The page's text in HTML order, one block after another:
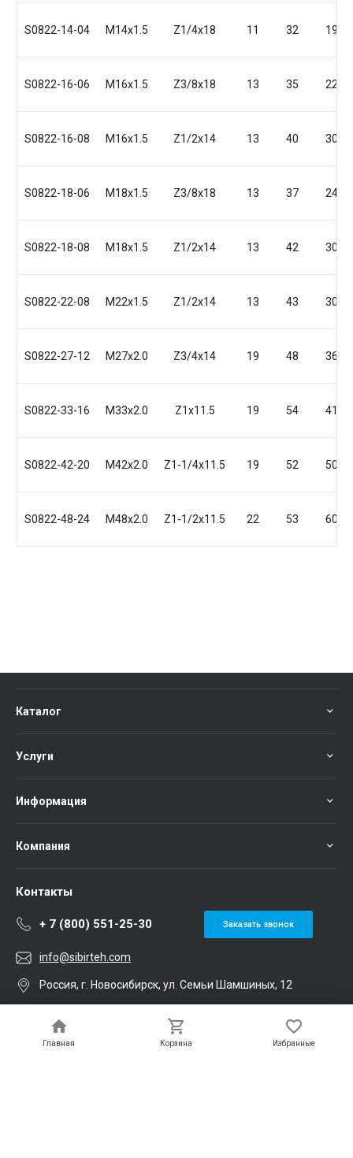
Главная Корзина Избранные
Главная Корзина Избранные
S0822-14-04 M14x1.5 Z1/4x18 11 32 19
S0822-16-06 M16x1.5 Z3/8x18 13 35 22
S0822-16-08 M16x1.5 Z1/2x14 13 40 30
S0822-18-06 M18x1.5 Z3/8x18 13 37 24
S0822-18-08 M18x1.5 Z1/2x14 13 42 30
S0822-22-08 M22x1.5 Z1/2x14 13 43 30
S0822-27-12 M27x2.0 Z3/4x14 19 48 36
S0822-33-16 M33x2.0 Z1x11.5 19 54 41
S0822-42-20 M42x2.0 Z1-1/4x11.5 19 52 50
S0822-48-24 M48x2.0 Z1-1/2x11.5 22 53 60
Каталог
Услуги
Информация
Компания
Контакты
+ 7 (800) 551-25-30 Заказать звонок
info@sibirteh.com
Россия, г. Новосибирск, ул. Семьи Шамшиных, 12